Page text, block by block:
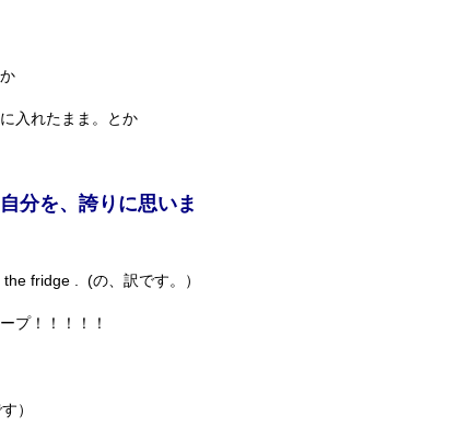
入れたまま。とか
分を、誇りに思いま
fridge . (の、訳です。）
プ！！！！！
）